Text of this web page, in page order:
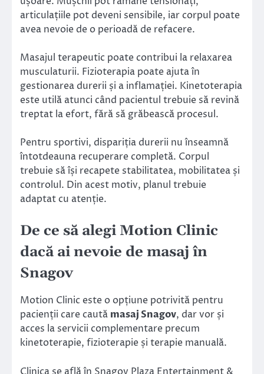
articulațiile pot deveni sensibile, iar corpul poate
avea nevoie de o perioadă de refacere.
Masajul terapeutic poate contribui la relaxarea
musculaturii. Fizioterapia poate ajuta în
gestionarea durerii și a inflamației. Kinetoterapia
este utilă atunci când pacientul trebuie să revină
treptat la efort, fără să grăbească procesul.
Pentru sportivi, dispariția durerii nu înseamnă
întotdeauna recuperare completă. Corpul
trebuie să își recapete stabilitatea, mobilitatea și
controlul. Din acest motiv, planul trebuie
adaptat cu atenție.
De ce să alegi Motion Clinic
dacă ai nevoie de masaj în
Snagov
Motion Clinic este o opțiune potrivită pentru
pacienții care caută masaj Snagov, dar vor și
acces la servicii complementare precum
kinetoterapie, fizioterapie și terapie manuală.
Clinica se află în Snagov Plaza Entertainment &